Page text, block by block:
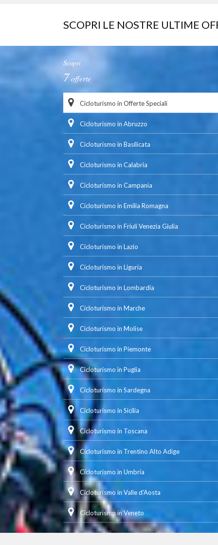
SCOPRI LE NOSTRE ULTIME
Scopri
7offerte
Cicloturismo in Offerte Speciali
Cicloturismo in Abruzzo
Cicloturismo in Basilicata
Cicloturismo in Calabria
Cicloturismo in Campania
Cicloturismo in Emilia Romagna
Cicloturismo in Friuli Venezia Giulia
Cicloturismo in Lazio
Cicloturismo in Liguria
Cicloturismo in Lombardia
Cicloturismo in Marche
Cicloturismo in Molise
Cicloturismo in Piemonte
Cicloturismo in Puglia
Cicloturismo in Sardegna
Cicloturismo in Sicilia
Cicloturismo in Toscana
Cicloturismo in Trentino Alto Adige
Cicloturismo in Umbria
Cicloturismo in Valle d'Aosta
Cicloturismo in Veneto